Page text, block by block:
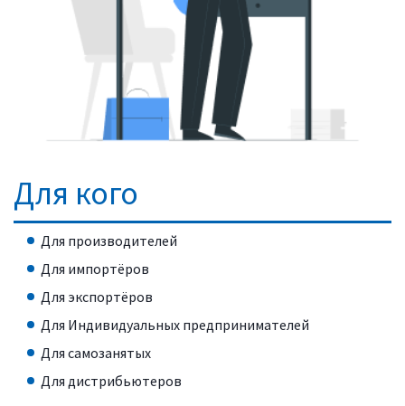
Для кого
Для производителей
Для импортёров
Для экспортёров
Для Индивидуальных предпринимателей
Для самозанятых
Для дистрибьютеров